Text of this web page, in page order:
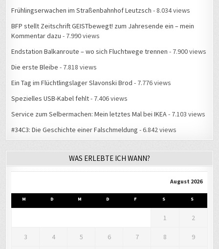
Frühlingserwachen im Straßenbahnhof Leutzsch - 8.034 views
BFP stellt Zeitschrift GEISTbewegt! zum Jahresende ein – mein
Kommentar dazu - 7.990 views
Endstation Balkanroute – wo sich Fluchtwege trennen - 7.900 views
Die erste Bleibe - 7.818 views
Ein Tag im Flüchtlingslager Slavonski Brod - 7.776 views
Spezielles USB-Kabel fehlt- 7.406 views
Service zum Selbermachen: Mein letztes Mal bei IKEA- 7.103 views
#34C3: Die Geschichte einer Falschmeldung - 6.842 views
WAS ERLEBTE ICH WANN?
August 2026
M D M D F S S
1 2
3 4 5 6 7 8 9